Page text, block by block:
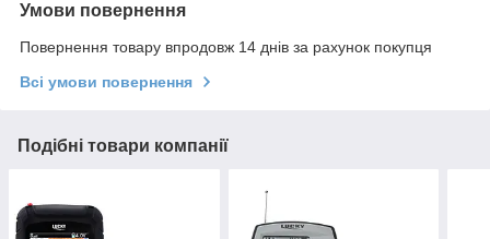
Умови повернення
Повернення товару впродовж 14 днів за рахунок покупця
Всі умови повернення
Подібні товари компанії